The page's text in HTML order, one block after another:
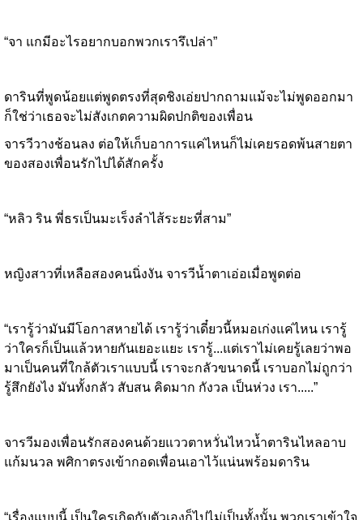
“จา แกมีอะไรอยากบอกพวกเรารึเปล่า”
ดารินที่พูดน้อยแต่พูดตรงที่สุดชิงเอ่ยปากถามแม้จะไม่พูดออกมา
ก็ใช่ว่าเธอจะไม่สังเกตความผิดปกติของเพื่อน
จารวีวางช้อนลง ต่อให้เก็บอาการแค่ไหนก็ไม่เคยรอดพ้นสายตา
ของสองเพื่อนรักไปได้สักครั้ง
“หลิว ริน พี่ธรเป็นมะเร็งลำไส้ระยะที่สาม”
หญิงสาวที่เหลือสองคนนิ่งงัน จารวีน้ำตาเอ่อเมื่อพูดต่อ
“เรารู้ว่ามันมีโอกาสหายได้ เรารู้ว่าเดี๋ยวนี้หมอเก่งแค่ไหน เรารู้
ว่าใครก็เป็นแล้วหายกันเยอะแยะ เรารู้...แต่เราไม่เคยรู้เลยว่าพอ
มาเป็นคนที่ใกล้ตัวเราแบบนี้ เราจะกลัวขนาดนี้ เราบอกไม่ถูกว่า
รู้สึกยังไง มันทั้งกลัว สับสน คิดมาก กังวล เป็นห่วง เรา.....”
จารวีมองเพื่อนรักสองคนด้วยแววตาหวั่นไหวน้ำตารินไหลอาบ
แก้มนวล พศิกาตรงเข้ากอดเพื่อนเอาไว้แน่นพร้อมดาริน
“เรื่องแบบนี้ เป็นใครเกิดกับตัวเองก็ไปไม่เป็นทั้งนั้น พวกเราเข้าใจ